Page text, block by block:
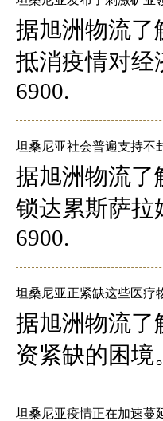
据旭洲物流了
抵消疫情对经
6900.
坦桑尼亚社会普遍支持不
据旭洲物流了
锁达累斯萨拉
6900.
坦桑尼亚正紧缺这些医疗
据旭洲物流了
资紧缺的困境
坦桑尼亚疫情正在加速蔓